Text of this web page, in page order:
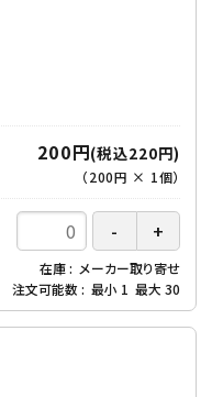
200円(税込220円)
（200円 × 1個）
在庫
メーカー取り寄せ
注文可能数
最小 1 最大 30